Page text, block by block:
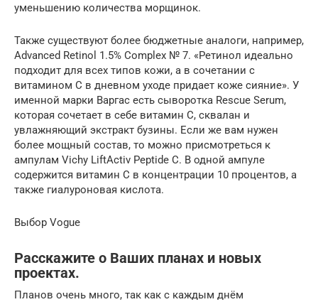
уменьшению количества морщинок.
Также существуют более бюджетные аналоги, например,
Advanced Retinol 1.5% Complex № 7. «Ретинол идеально
подходит для всех типов кожи, а в сочетании с
витамином С в дневном уходе придает коже сияние». У
именной марки Варгас есть сыворотка Rescue Serum,
которая сочетает в себе витамин С, сквалан и
увлажняющий экстракт бузины. Если же вам нужен
более мощный состав, то можно присмотреться к
ампулам Vichy LiftActiv Peptide C. В одной ампуле
содержится витамин C в концентрации 10 процентов, а
также гиалуроновая кислота.
Выбор Vogue
Расскажите о Ваших планах и новых
проектах.
Планов очень много, так как с каждым днём